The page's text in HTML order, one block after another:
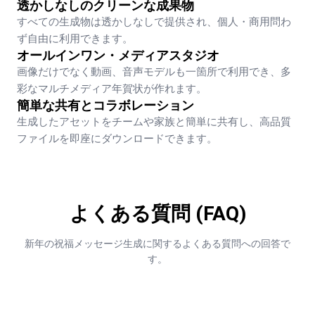
透かしなしのクリーンな成果物
すべての生成物は透かしなしで提供され、個人・商用問わ
ず自由に利用できます。
オールインワン・メディアスタジオ
画像だけでなく動画、音声モデルも一箇所で利用でき、多
彩なマルチメディア年賀状が作れます。
簡単な共有とコラボレーション
生成したアセットをチームや家族と簡単に共有し、高品質
ファイルを即座にダウンロードできます。
よくある質問 (FAQ)
新年の祝福メッセージ生成に関するよくある質問への回答で
す。